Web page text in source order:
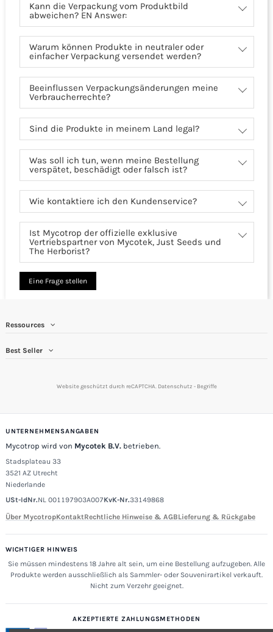
Kann die Verpackung vom Produktbild
abweichen? EN Answer:
Warum können Produkte in neutraler oder
einfacher Verpackung versendet werden?
Beeinflussen Verpackungsänderungen meine
Verbraucherrechte?
Sind die Produkte in meinem Land legal?
Was soll ich tun, wenn meine Bestellung
verspätet, beschädigt oder falsch ist?
Wie kontaktiere ich den Kundenservice?
Ist Mycotrop der offizielle exklusive
Vertriebspartner von Mycotek, Just Seeds und
The Herborist?
Eine Frage stellen
Ressources
Best Seller
Website geschützt durch reCAPTCHA. Datenschutz - Begriffe
UNTERNEHMENSANGABEN
Mycotrop wird von Mycotek B.V. betrieben.
Stadsplateau 33
3521 AZ Utrecht
Niederlande
USt-IdNr.NL 001197903A007KvK-Nr.33149868
Über MycotropKontaktRechtliche Hinweise & AGBLieferung & Rückgabe
WICHTIGER HINWEIS
Sie müssen mindestens 18 Jahre alt sein, um eine Bestellung aufzugeben. Alle
Produkte werden ausschließlich als Sammler- oder Souvenirartikel verkauft.
Nicht zum Verzehr geeignet.
AKZEPTIERTE ZAHLUNGSMETHODEN